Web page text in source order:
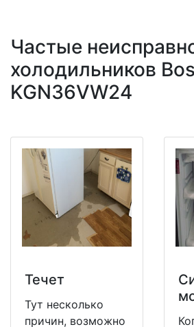
Частые
холодильников
KGN36VW24
Течет
Тут несколько
причин, возможно